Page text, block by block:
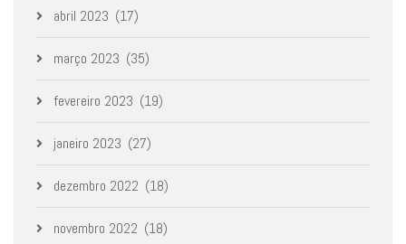
abril 2023 (17)
março 2023 (35)
fevereiro 2023 (19)
janeiro 2023 (27)
dezembro 2022 (18)
novembro 2022 (18)